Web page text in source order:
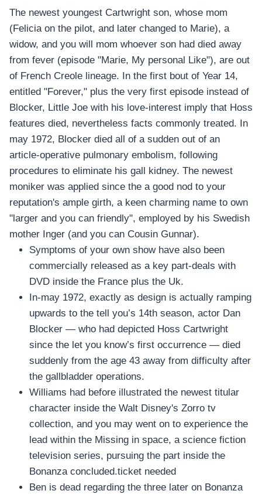
The newest youngest Cartwright son, whose mom
(Felicia on the pilot, and later changed to Marie), a
widow, and you will mom whoever son had died away
from fever (episode "Marie, My personal Like"), are out
of French Creole lineage. In the first bout of Year 14,
entitled "Forever," plus the very first episode instead of
Blocker, Little Joe with his love-interest imply that Hoss
features died, nevertheless facts commonly treated. In
may 1972, Blocker died all of a sudden out of an
article-operative pulmonary embolism, following
procedures to eliminate his gall kidney. The newest
moniker was applied since the a good nod to your
reputation's ample girth, a keen charming name to own
"larger and you can friendly", employed by his Swedish
mother Inger (and you can Cousin Gunnar).
Symptoms of your own show have also been
commercially released as a key part-deals with
DVD inside the France plus the Uk.
In-may 1972, exactly as design is actually ramping
upwards to the tell you’s 14th season, actor Dan
Blocker — who had depicted Hoss Cartwright
since the let you know’s first occurrence — died
suddenly from the age 43 away from difficulty after
the gallbladder operations.
Williams had before illustrated the newest titular
character inside the Walt Disney's Zorro tv
collection, and you may went on to experience the
lead within the Missing in space, a science fiction
television series, pursuing the part inside the
Bonanza concluded.ticket needed
Ben is dead regarding the three later on Bonanza